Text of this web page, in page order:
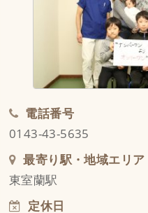
電話番号
0143-43-5635
最寄り駅・地域エリア
東室蘭駅
定休日